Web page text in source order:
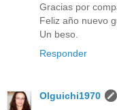
Gracias por
Feliz año nuevo
Un beso.
Responder
Olguichi1970